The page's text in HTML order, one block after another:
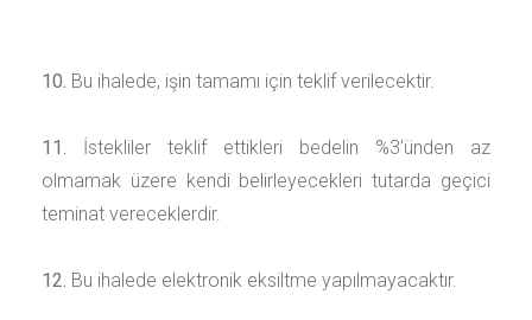
10. Bu ihalede, işin tamamı için teklif verilecektir.
11. İstekliler teklif ettikleri bedelin %3’ünden az
olmamak üzere kendi belirleyecekleri tutarda geçici
teminat vereceklerdir.
12. Bu ihalede elektronik eksiltme yapılmayacaktır.